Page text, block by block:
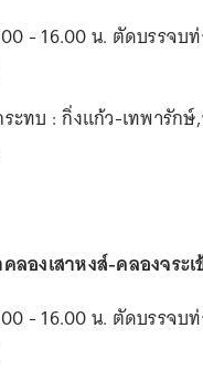
- 16.00 น. ตัดบรรจบ
ะทบ : กิ่งแก้ว-เทพารักษ์
ลองเสาหงส์-คลองจระ
- 16.00 น. ตัดบรรจบ